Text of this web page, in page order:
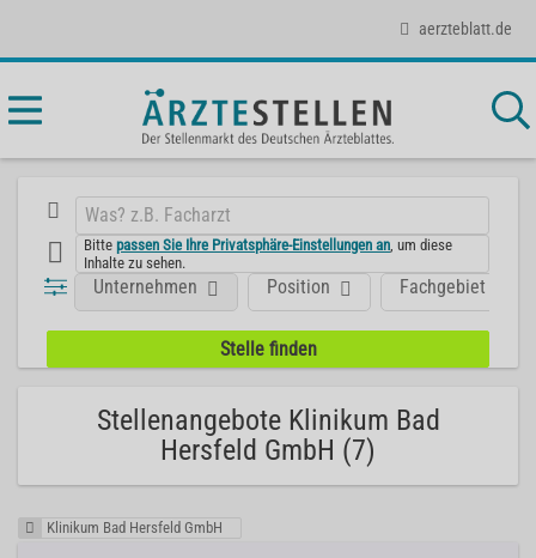
aerzteblatt.de
Bittepassen Sie Ihre Privatsphäre-Einstellungen an , um diese
Inhalte zu sehen.
Position Fachgebiet
Unternehmen
Stellenangebote Klinikum Bad
Hersfeld GmbH (7)
Klinikum Bad Hersfeld GmbH